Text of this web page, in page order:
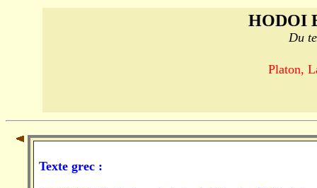
HODOI
Du
Platon,
Texte grec :